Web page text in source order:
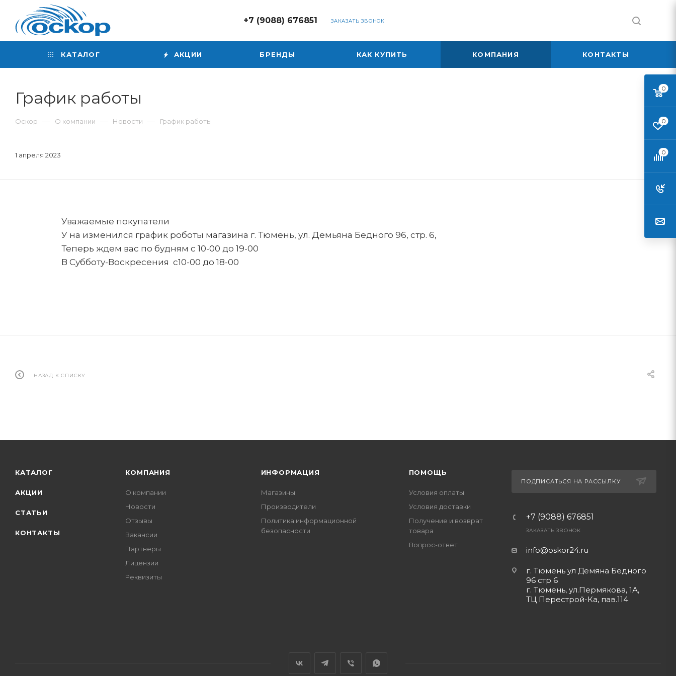
+7 (9088) 676851 ЗАКАЗАТЬ ЗВОНОК
КАТАЛОГ АКЦИИ БРЕНДЫ КАК КУПИТЬ КОМПАНИЯ КОНТАКТЫ
График работы
Оскор — О компании — Новости — График работы
1 апреля 2023
Уважаемые покупатели
У на изменился график роботы магазина г. Тюмень, ул. Демьяна Бедного 96, стр. 6,
Теперь ждем вас по будням с 10-00 до 19-00
В Субботу-Воскресения с10-00 до 18-00
НАЗАД К СПИСКУ
КАТАЛОГ
АКЦИИ
СТАТЬИ
КОНТАКТЫ
КОМПАНИЯ
О компании
Новости
Отзывы
Вакансии
Партнеры
Лицензии
Реквизиты
ИНФОРМАЦИЯ
Магазины
Производители
Политика информационной
безопасности
ПОМОЩЬ
Условия оплаты
Условия доставки
Получение и возврат
товара
Вопрос-ответ
ПОДПИСАТЬСЯ НА РАССЫЛКУ
+7 (9088) 676851
ЗАКАЗАТЬ ЗВОНОК
info@oskor24.ru
г. Тюмень ул Демяна Бедного
96 стр 6
г. Тюмень, ул.Пермякова, 1А,
ТЦ Перестрой-Ка, пав.114
0
0
0